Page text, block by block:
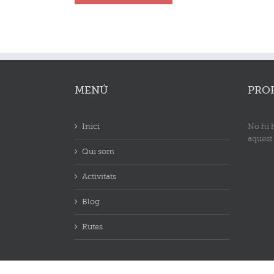
MENÚ
Inici
Qui som
Activitats
Blog
Rutes
No hi